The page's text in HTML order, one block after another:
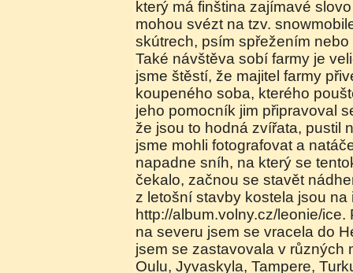
který má finština zajímavé
mohou svézt na tzv.
skútrech, psím spřežením
Také návštěva sobí farmy je
jsme štěstí, že majitel farmy
koupeného soba, kterého
jeho pomocník jim připravoval
že jsou to hodná zvířata, pustil
jsme mohli fotografovat a
napadne sníh, na který se
čekalo, začnou se stavět
z letošní stavby kostela jsou
http://album.volny.cz/leonie/
na severu jsem se vracela do
jsem se zastavovala v různých
Oulu, Jyvaskyla, Tampere,